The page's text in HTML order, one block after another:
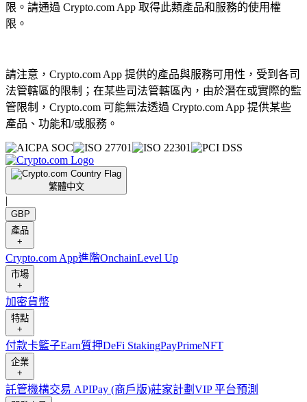
限。請通過 Crypto.com App 取得此類產品和服務的使用權
限。
請注意，Crypto.com App 提供的產品與服務可用性，受到各司
法管轄區的限制；在某些司法管轄區內，由於潛在或實際的監
管限制，Crypto.com 可能無法透過 Crypto.com App 提供某些
產品、功能和/或服務。
繁體中文
|
GBP
產品
+
Crypto.com App進階OnchainLevel Up
市場
+
加密貨幣
特點
+
付款卡籃子Earn質押DeFi StakingPayPrimeNFT
企業
+
託管機構交易 APIPay (商戶版)莊家計劃 VIP 平台預測